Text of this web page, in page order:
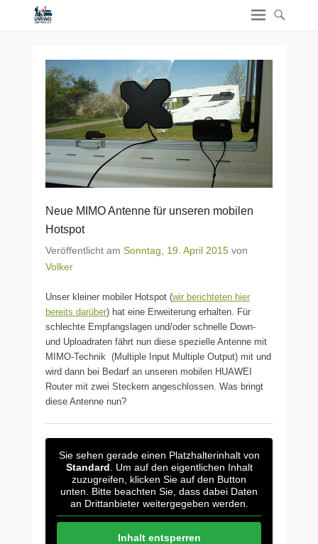
Neue MIMO Antenne für unseren mobilen
Hotspot
Veröffentlicht am Sonntag, 19. April 2015 von
Volker
Unser kleiner mobiler Hotspot (wir berichteten hier
bereits darüber) hat eine Erweiterung erhalten. Für
schlechte Empfangslagen und/oder schnelle Down-
und Uploadraten fährt nun diese spezielle Antenne mit
MIMO-Technik (Multiple Input Multiple Output) mit und
wird dann bei Bedarf an unseren mobilen HUAWEI
Router mit zwei Steckern angeschlossen. Was bringt
diese Antenne nun?
Sie sehen gerade einen Platzhalterinhalt von
Standard . Um auf den eigentlichen Inhalt
zuzugreifen, klicken Sie auf den Button
unten. Bitte beachten Sie, dass dabei Daten
an Drittanbieter weitergegeben werden.
Inhalt entsperren